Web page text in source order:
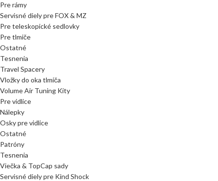
Pre rámy
Servisné diely pre FOX & MZ
Pre teleskopické sedlovky
Pre tlmiče
Ostatné
Tesnenia
Travel Spacery
Vložky do oka tlmiča
Volume Air Tuning Kity
Pre vidlice
Nálepky
Osky pre vidlice
Ostatné
Patróny
Tesnenia
Viečka & TopCap sady
Servisné diely pre Kind Shock